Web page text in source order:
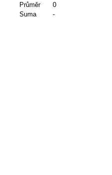
Průměr
0
Suma
-